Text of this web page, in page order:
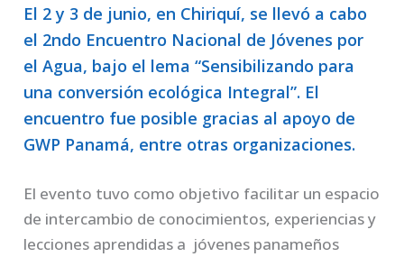
El 2 y 3 de junio, en Chiriquí, se llevó a cabo
el 2ndo Encuentro Nacional de Jóvenes por
el Agua, bajo el lema “Sensibilizando para
una conversión ecológica Integral”. El
encuentro fue posible gracias al apoyo de
GWP Panamá, entre otras organizaciones.
El evento tuvo como objetivo facilitar un espacio
de intercambio de conocimientos, experiencias y
lecciones aprendidas a jóvenes panameños